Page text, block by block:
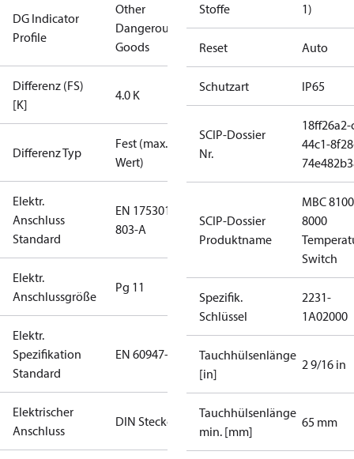
DG Indicator
Profile
Other
Dangerous
Goods
Differenz (FS)
[K]
4.0 K
Differenz Typ
Fest (max.
Wert)
Elektr.
Anschluss
Standard
EN 175301-
803-A
Elektr.
Anschlussgröße
Pg 11
Elektr.
Spezifikation
Standard
EN 60947-5
Elektrischer
Anschluss
DIN Stecker
Stoffe
1)
Reset Auto
Schutzart IP65
SCIP-Dossier
Nr.
44c1-
SCIP-Dossier
Produktname
MBC 8100
8000
Switch
Spezifik.
Schlüssel
2231-
1A02000
Tauchhülsenlänge
[in]
2 9/16 in
Tauchhülsenlänge
min. [mm]
65 mm